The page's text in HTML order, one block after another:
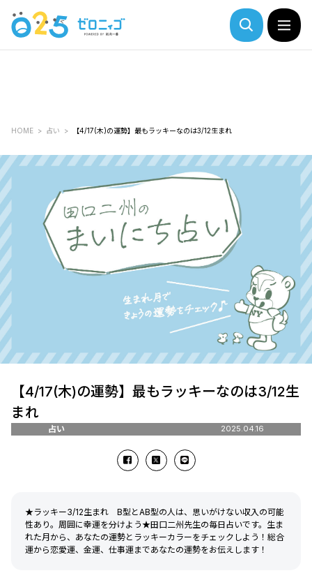
HOME 占い 【4/17(木)の運勢】最もラッキーなのは3/12生まれ
【4/17(木)の運勢】最もラッキーなのは3/12生
まれ
占い 2025.04.16
★ラッキー3/12生まれ B型とAB型の人は、思いがけない収入の可能
性あり。周囲に幸運を分けよう★田口二州先生の毎日占いです。生ま
れた月から、あなたの運勢とラッキーカラーをチェックしよう！総合
運から恋愛運、金運、仕事運まであなたの運勢をお伝えします！